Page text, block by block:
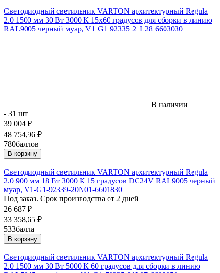
Светодиодный светильник VARTON архитектурный Regula
2.0 1500 мм 30 Вт 3000 К 15х60 градусов для сборки в линию
RAL9005 черный муар, V1-G1-92335-21L28-6603030
В наличии
- 31 шт.
39 004 ₽
48 754,96 ₽
780баллов
В корзину
Светодиодный светильник VARTON архитектурный Regula
2.0 900 мм 18 Вт 3000 К 15 градусов DC24V RAL9005 черный
муар, V1-G1-92339-20N01-6601830
Под заказ. Срок производства от 2 дней
26 687 ₽
33 358,65 ₽
533балла
В корзину
Светодиодный светильник VARTON архитектурный Regula
2.0 1500 мм 30 Вт 5000 К 60 градусов для сборки в линию